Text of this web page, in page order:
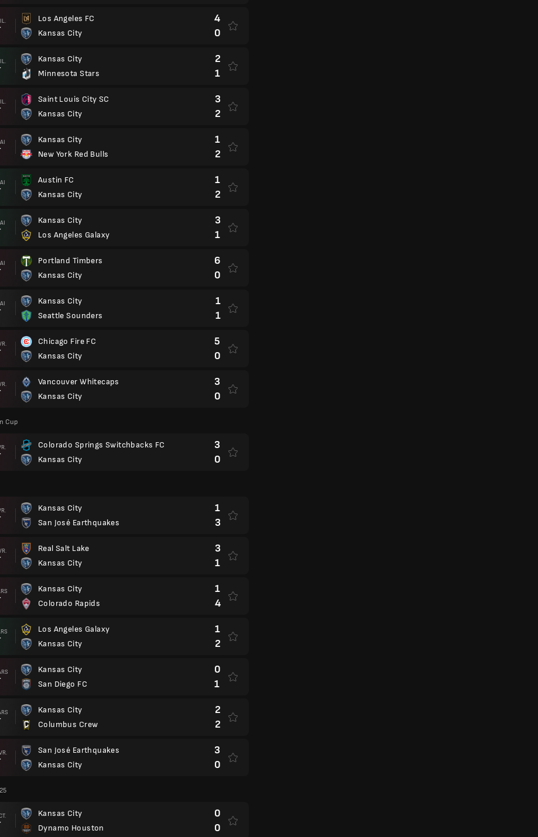
Los Angeles FC
Kansas City
4
0
Kansas City
Minnesota Stars
2
1
Saint Louis City SC
Kansas City
3
2
Kansas City
New York Red Bulls
1
2
Austin FC
Kansas City
1
2
Kansas City
Los Angeles Galaxy
3
1
Portland Timbers
Kansas City
6
0
Kansas City
Seattle Sounders
1
1
Chicago Fire FC
Kansas City
5
0
Vancouver Whitecaps
Kansas City
3
0
Cup
Colorado Springs Switchbacks FC
Kansas City
3
0
Kansas City
San José Earthquakes
1
3
Real Salt Lake
Kansas City
3
1
Kansas City
Colorado Rapids
1
4
Los Angeles Galaxy
Kansas City
1
2
Kansas City
San Diego FC
0
1
Kansas City
Columbus Crew
2
2
San José Earthquakes
Kansas City
3
0
Kansas City
Dynamo Houston
0
0